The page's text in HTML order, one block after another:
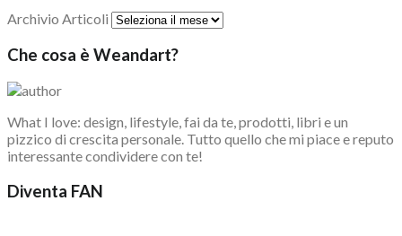
Archivio Articoli
Che cosa è Weandart?
What I love: design, lifestyle, fai da te, prodotti, libri e un
pizzico di crescita personale. Tutto quello che mi piace e reputo
interessante condividere con te!
Diventa FAN